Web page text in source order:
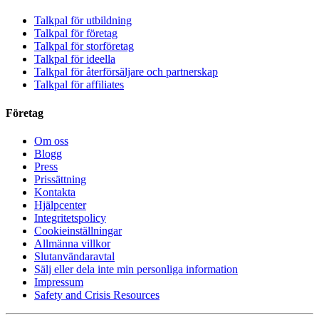
Talkpal för utbildning
Talkpal för företag
Talkpal för storföretag
Talkpal för ideella
Talkpal för återförsäljare och partnerskap
Talkpal för affiliates
Företag
Om oss
Blogg
Press
Prissättning
Kontakta
Hjälpcenter
Integritetspolicy
Cookieinställningar
Allmänna villkor
Slutanvändaravtal
Sälj eller dela inte min personliga information
Impressum
Safety and Crisis Resources